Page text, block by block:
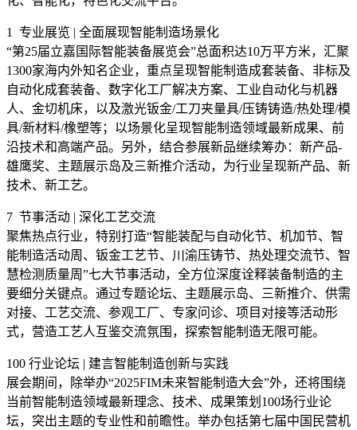
1 专业展览 | 全面展现智能制造场景化
“第25届立嘉国际智能装备展览会”总面积达10万平方米，汇聚
1300家海内外知名企业，重点呈现智能制造成套装备、非标及
自动化成套装备、数字化工厂解决方案、工业自动化与机器
人、金切机床，以及激光钣金/工刀夹量具/压铸铸造/热处理/模
具/新材料/橡塑等；以场景化呈现智能制造领域最新成果、前
沿技术和高端产品。另外，结合参展新品继续筹办：新产品-
雄鹰奖、主题展示岛及三新推介活动，为行业呈现新产品、新
技术、新工艺。
7 节事活动 | 深化工艺交流
聚焦热点行业，特别打造“智能装配与自动化节、机加节、智
能制造活动周、钣金工艺节、川渝压铸节、热处理交流节、智
慧检测质量周”七大节事活动，全方位深度诠释装备制造的主
要细分关键点。通过专题论坛、主题展示岛、三新推介、供需
对接、工艺交流、参观工厂、专家问诊、项目对接等活动形
式，营造工艺人互鉴交流氛围，探索智能制造无限可能。
100 行业论坛 | 建言智能制造创新与实践
展会期间，除举办“2025FIM未来智能制造大会”外，还将围绕
当前智能制造领域最新理念、技术、成果策划100场行业论
坛，突出主题的专业性和前瞻性。举办包括第七届中国民营机